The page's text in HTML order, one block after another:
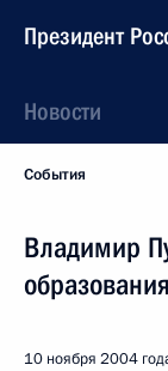
Президент
Новости
События
Владимир
10 ноября 2004